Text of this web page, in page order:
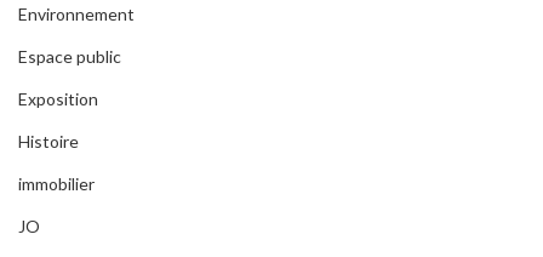
Environnement
Espace public
Exposition
Histoire
immobilier
JO